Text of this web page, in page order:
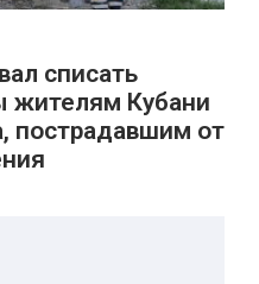
списать
жителям Кубани
пострадавшим от